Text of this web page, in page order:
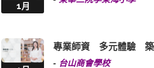
1月
專業師資 多元體驗 築
- 台山商會學校